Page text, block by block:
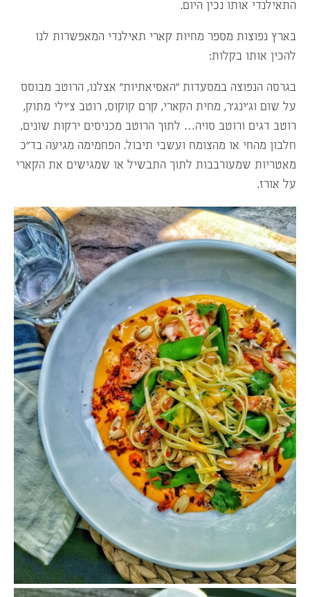
התאילנדי אותו נכין היום.
בארץ נפוצות מספר מחיות קארי תאילנדי המאפשרות לנו
להכין אותו בקלות:
בגרסה הנפוצה במסעדות “האסיאתיות” אצלנו, הרוטב מבוסס
על שום וג’ינג’ר, מחית הקארי, קרם קוקוס, רוטב צ’ילי מתוק,
רוטב דגים ורוטב סויה… לתוך הרוטב מכניסים ירקות שונים,
חלבון מהחי או מהצומח ועשבי תיבול. הפחמימה מגיעה בד”כ
מאטריות שמעורבבות לתוך התבשיל או שמגישים את הקארי
על אורז.